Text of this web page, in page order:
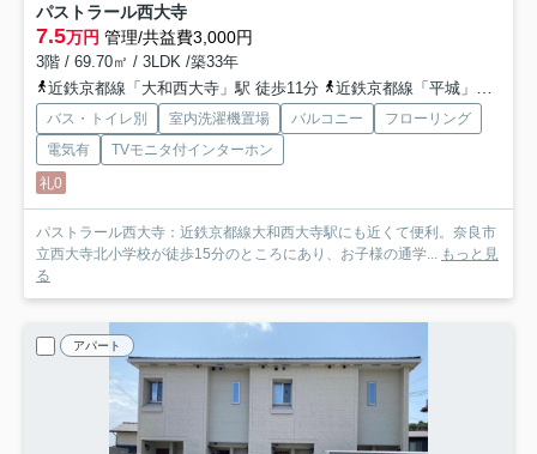
パストラール西大寺
7.5万円 管理/共益費3,000円
3階 / 69.70㎡ / 3LDK /築33年
近鉄京都線「大和西大寺」駅 徒歩11分
近鉄京都線「平城」駅 徒歩19分
バス・トイレ別 室内洗濯機置場 バルコニー
フローリング
電気有
TVモニタ付インターホン
礼0
パストラール西大寺：近鉄京都線大和西大寺駅にも近くて便利。奈良市
立西大寺北小学校が徒歩15分のところにあり、お子様の通学... もっと見
る
アパート